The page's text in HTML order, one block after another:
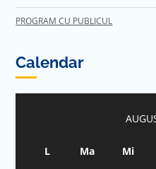
PROGRAM CU PUBLICUL
Calendar
L Ma Mi